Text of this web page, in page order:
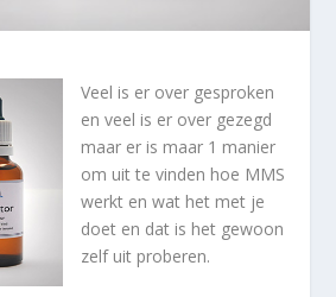
Veel is er over gesproken
en veel is er over gezegd
maar er is maar 1 manier
om uit te vinden hoe MMS
werkt en wat het met je
doet en dat is het gewoon
zelf uit proberen.